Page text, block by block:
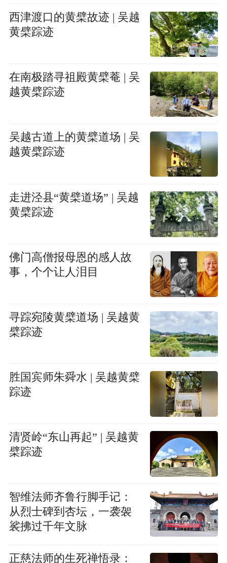
西津渡口的黄檗故迹 | 吴越
黄檗踪迹
在南极踏寻祖殿黄檗菴 | 吴
越黄檗踪迹
吴越古道上的黄檗道场 | 吴
越黄檗踪迹
走进泾县“黄檗道场” | 吴越
黄檗踪迹
佛门高僧报母恩的感人故
事，个个让人泪目
寻踪宛陵黄檗道场 | 吴越黄
檗踪迹
胜国宾师朱舜水 | 吴越黄檗
踪迹
清贤岭“东山再起” | 吴越黄
檗踪迹
智维法师齐鲁行脚手记：
从烈士碑到杏坛，一袭袈
裟拂过千年文脉
正慈法师的生死禅悟录：